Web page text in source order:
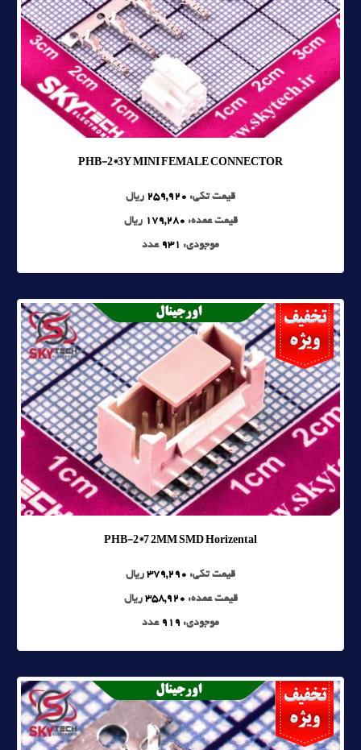
PHB-2*3Y MINI FEMALE CONNECTOR
قیمت تکی: 259,920 ریال
قیمت عمده: 179,280 ریال
موجودی: 931 عدد
PHB-2*7 2MM SMD Horizental
قیمت تکی: 379,290 ریال
قیمت عمده: 358,920 ریال
موجودی: 919 عدد